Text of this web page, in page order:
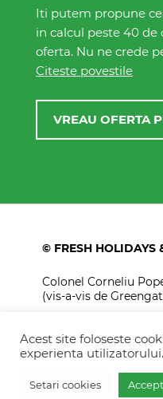
Iti putem propune
in calcul peste 40
oferta. Nu ne crede
Citeste povestile
VREAU OFERTA
© FRESH HOLIDAYS
Colonel Corneliu
(vis-a-vis de
+40770 574 088
info@freshholidays.ro
Acest site foloseste
experienta utilizatorului.
Setari cookies